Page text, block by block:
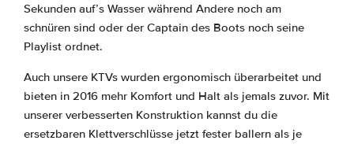
Sekunden auf’s Wasser während Andere noch am
schnüren sind oder der Captain des Boots noch seine
Playlist ordnet.
Auch unsere KTVs wurden ergonomisch überarbeitet und
bieten in 2016 mehr Komfort und Halt als jemals zuvor. Mit
unserer verbesserten Konstruktion kannst du die
ersetzbaren Klettverschlüsse jetzt fester ballern als je